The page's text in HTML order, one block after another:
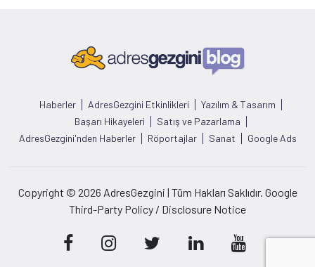
Haberler AdresGezgini Etkinlikleri
Yazılım & Tasarım
Başarı Hikayeleri
Satış ve Pazarlama
AdresGezgini'nden Haberler
Röportajlar Sanat Google Ads
Copyright © 2026 AdresGezgini | Tüm Hakları Saklıdır. Google
Third-Party Policy / Disclosure Notice